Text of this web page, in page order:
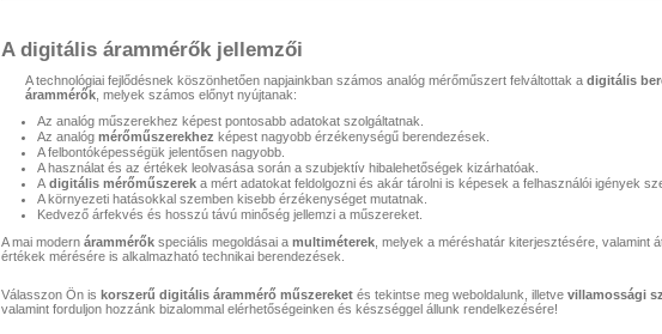
A digitális árammérők jellemzői
A technológiai fejlődésnek köszönhetően napjainkban számos analóg mérőműszert felváltottak a digitális
árammérők , melyek számos előnyt nyújtanak:
Az analóg műszerekhez képest pontosabb adatokat szolgáltatnak.
Az analóg mérőműszerekhez képest nagyobb érzékenységű berendezések.
A felbontóképességük jelentősen nagyobb.
A használat és az értékek leolvasása során a szubjektív hibalehetőségek kizárhatóak.
A digitális mérőműszerek a mért adatokat feldolgozni és akár tárolni is képesek a felhasználói igények
A környezeti hatásokkal szemben kisebb érzékenységet mutatnak.
Kedvező árfekvés és hosszú távú minőség jellemzi a műszereket.
A mai modern árammérők speciális megoldásai a multiméterek , melyek a méréshatár kiterjesztésére, valamint
értékek mérésére is alkalmazható technikai berendezések.
Válasszon Ön is korszerű digitális árammérő műszereket és tekintse meg weboldalunk, illetve villamossági
valamint forduljon hozzánk bizalommal elérhetőségeinken és készséggel állunk rendelkezésére!